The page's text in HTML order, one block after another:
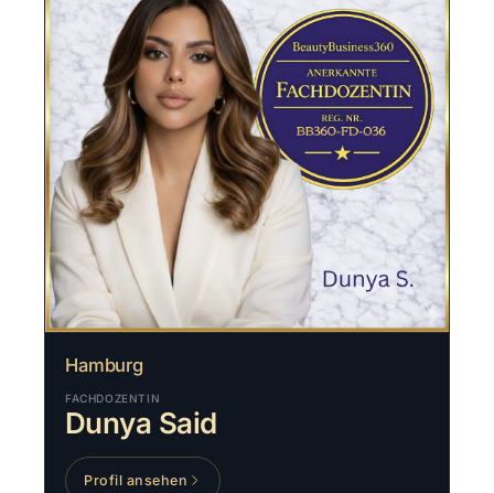
Hamburg
FACHDOZENTIN
Dunya Said
Profil ansehen